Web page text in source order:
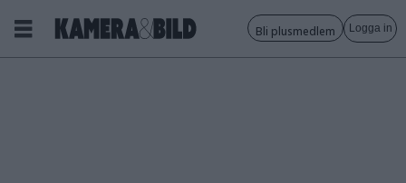
Bli plusmedlem Logga in